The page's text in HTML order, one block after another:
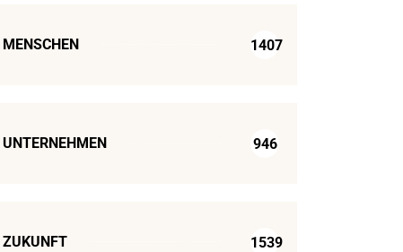
MENSCHEN 1407
UNTERNEHMEN 946
ZUKUNFT 1539